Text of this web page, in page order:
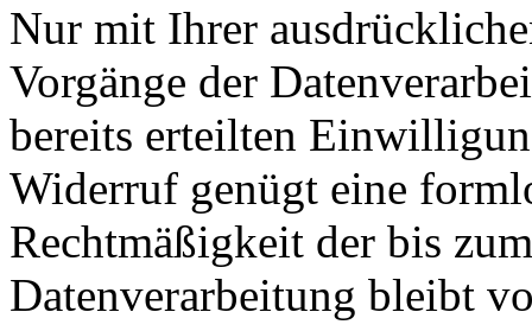
Nur mit Ihrer
Vorgänge der
bereits erteilten
Widerruf genügt eine
Rechtmäßigkeit der bis
Datenverarbeitung bleibt